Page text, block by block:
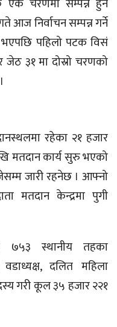
एकै चरणमा सम्पन्न हुन
निर्वाचन सम्पन्न गर्ने
भएपछि पहिलो पटक विसं
३१ मा दोस्रो चरणको
रहेका २१ हजार
मतदान कार्य सुरु भएको
जारी रहनेछ । आफ्नो
मतदान केन्द्रमा पुगी
७५३ स्थानीय तहका
वडाध्यक्ष, दलित महिला
गरी कूल ३५ हजार २२१